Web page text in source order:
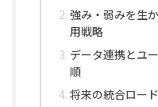
強み・弱みを生
用戦略
データ連携とユ
順
将来の統合ロー